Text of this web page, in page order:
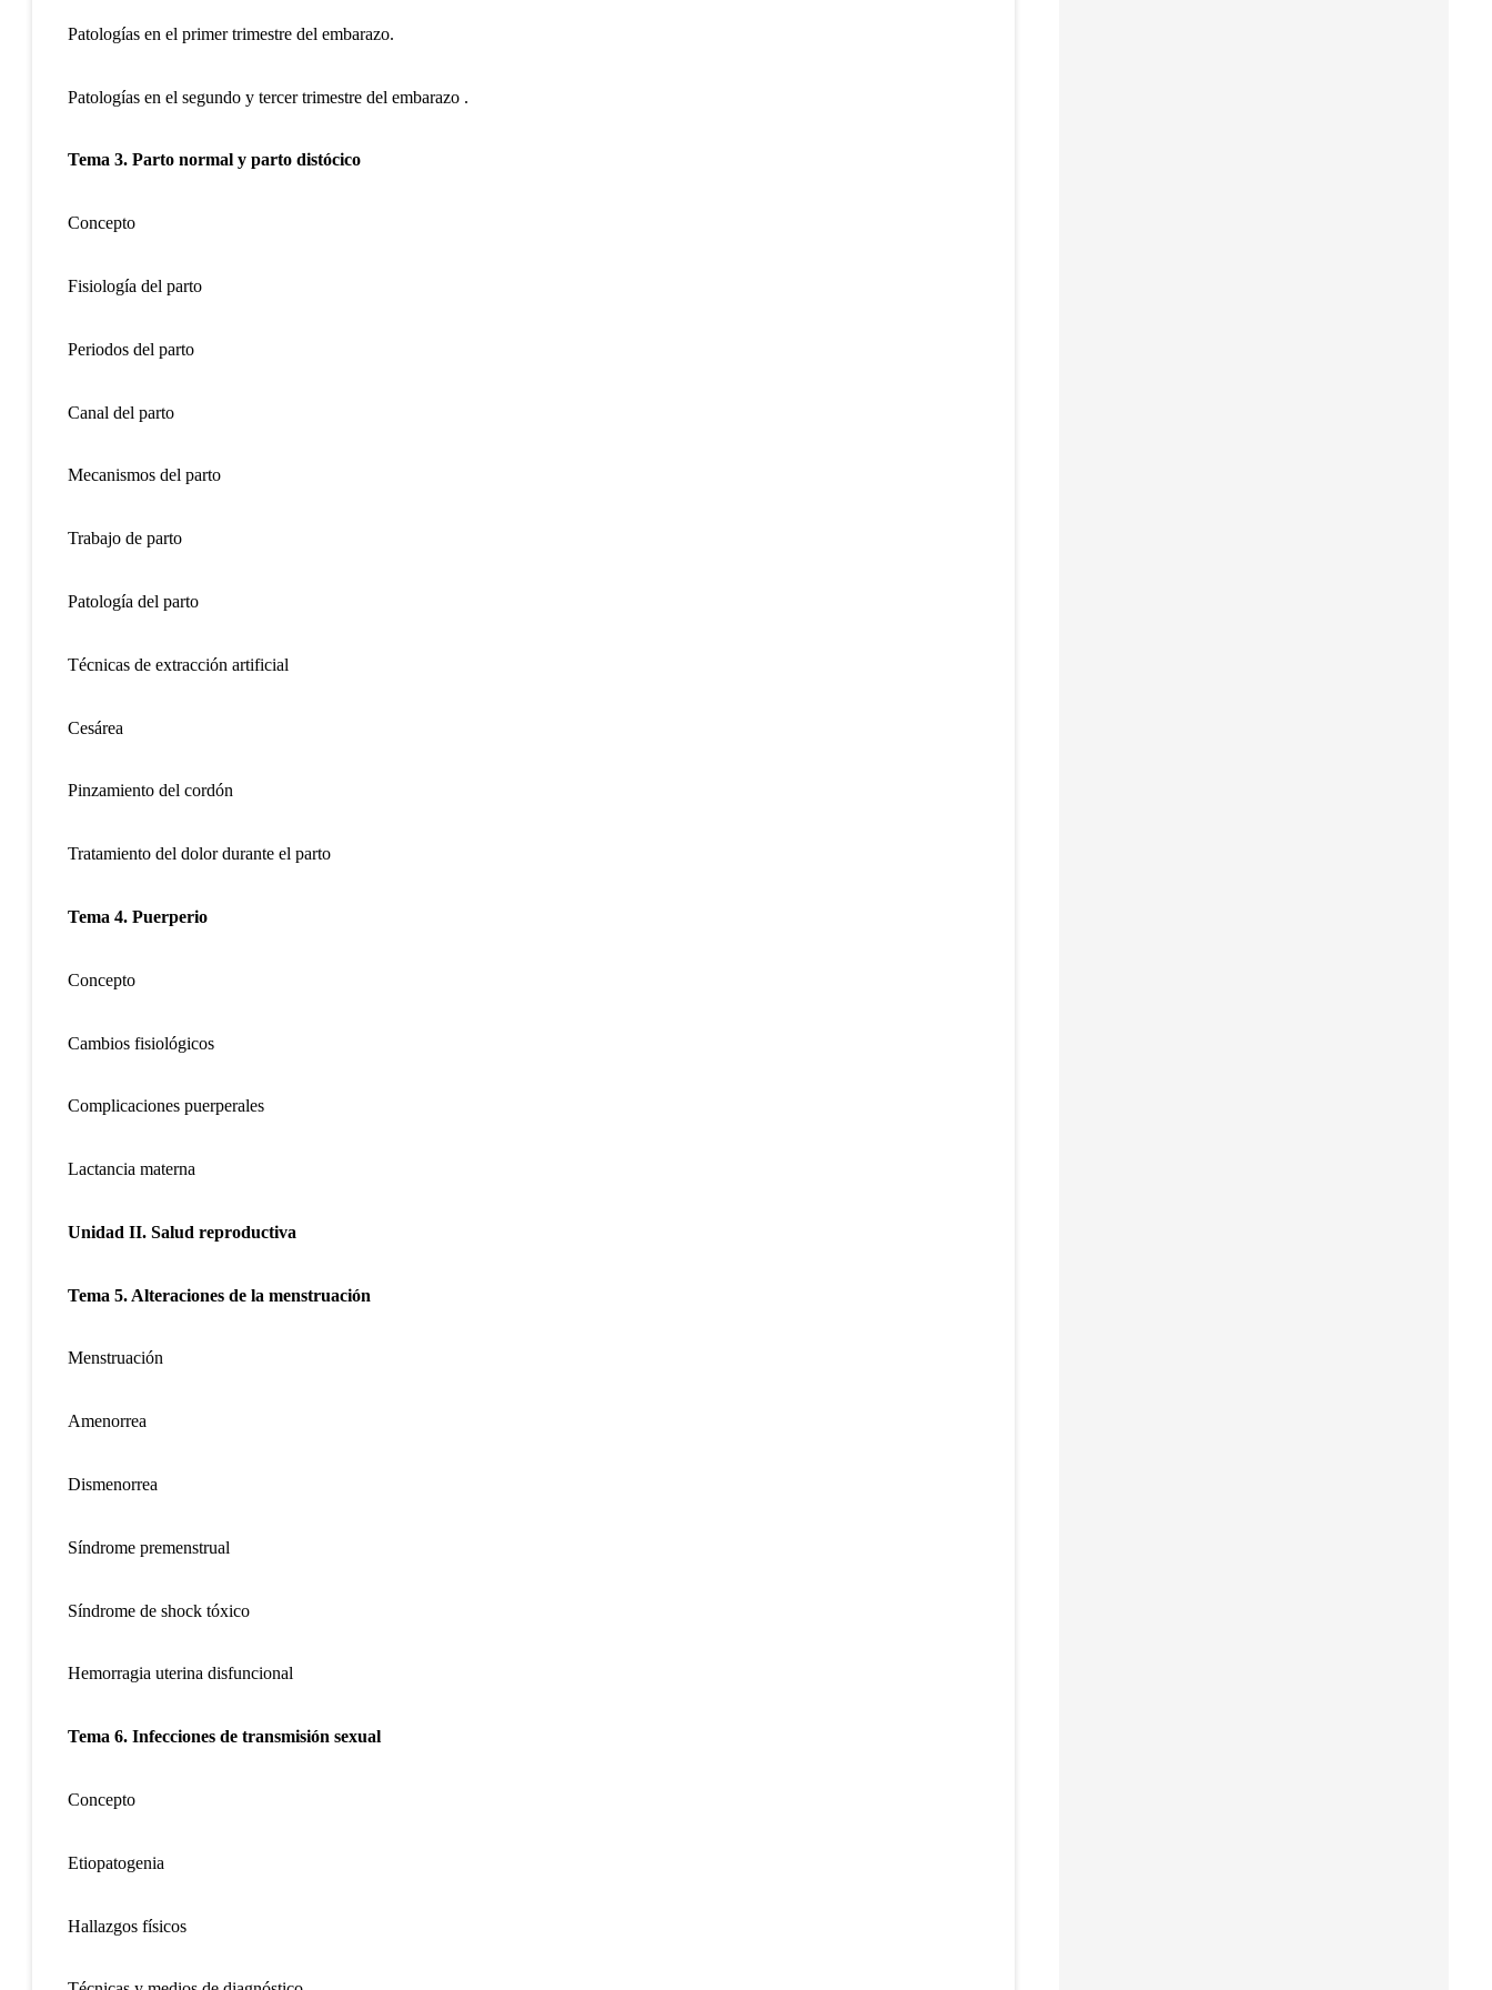
Patologías en el primer trimestre del embarazo.
Patologías en el segundo y tercer trimestre del embarazo .
Tema 3. Parto normal y parto distócico
Concepto
Fisiología del parto
Periodos del parto
Canal del parto
Mecanismos del parto
Trabajo de parto
Patología del parto
Técnicas de extracción artificial
Cesárea
Pinzamiento del cordón
Tratamiento del dolor durante el parto
Tema 4. Puerperio
Concepto
Cambios fisiológicos
Complicaciones puerperales
Lactancia materna
Unidad II. Salud reproductiva
Tema 5. Alteraciones de la menstruación
Menstruación
Amenorrea
Dismenorrea
Síndrome premenstrual
Síndrome de shock tóxico
Hemorragia uterina disfuncional
Tema 6. Infecciones de transmisión sexual
Concepto
Etiopatogenia
Hallazgos físicos